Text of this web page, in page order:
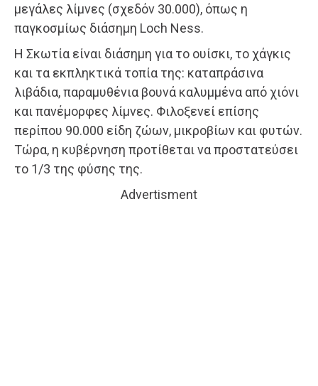
μεγάλες λίμνες (σχεδόν 30.000), όπως η
παγκοσμίως διάσημη Loch Ness.
Η Σκωτία είναι διάσημη για το ουίσκι, το χάγκις
και τα εκπληκτικά τοπία της: καταπράσινα
λιβάδια, παραμυθένια βουνά καλυμμένα από χιόνι
και πανέμορφες λίμνες. Φιλοξενεί επίσης
περίπου 90.000 είδη ζώων, μικροβίων και φυτών.
Τώρα, η κυβέρνηση προτίθεται να προστατεύσει
το 1/3 της φύσης της.
Advertisment